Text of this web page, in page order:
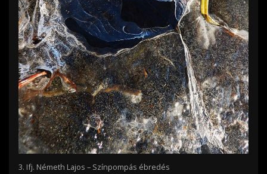
3. Ifj. Németh Lajos – Színpompás ébredés